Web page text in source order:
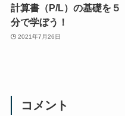
計算書（P/L）の基礎を５
分で学ぼう！
2021年7月26日
コメント